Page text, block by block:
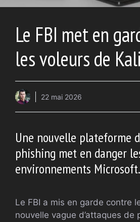
Le FBI met en
les voleurs de
22 mai 2026
Une nouvelle plateforme
phishing met en danger
environnements Microsoft.
Le FBI a mis en garde contre
nouvelle vague d’attaques de